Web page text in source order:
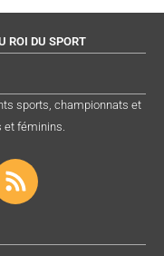
ROI DU SPORT
sports, championnats et
féminins.
R
s